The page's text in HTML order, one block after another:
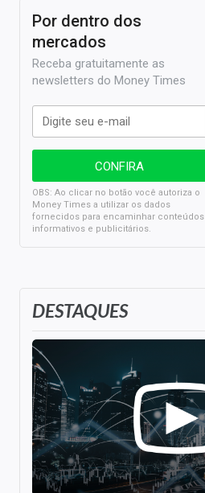
DESTAQUES
Por dentro dos
mercados
Receba gratuitamente as
newsletters do Money Times
OBS: Ao clicar no botão você autoriza o
Money Times a utilizar os dados
fornecidos para encaminhar conteúdos
informativos e publicitários.